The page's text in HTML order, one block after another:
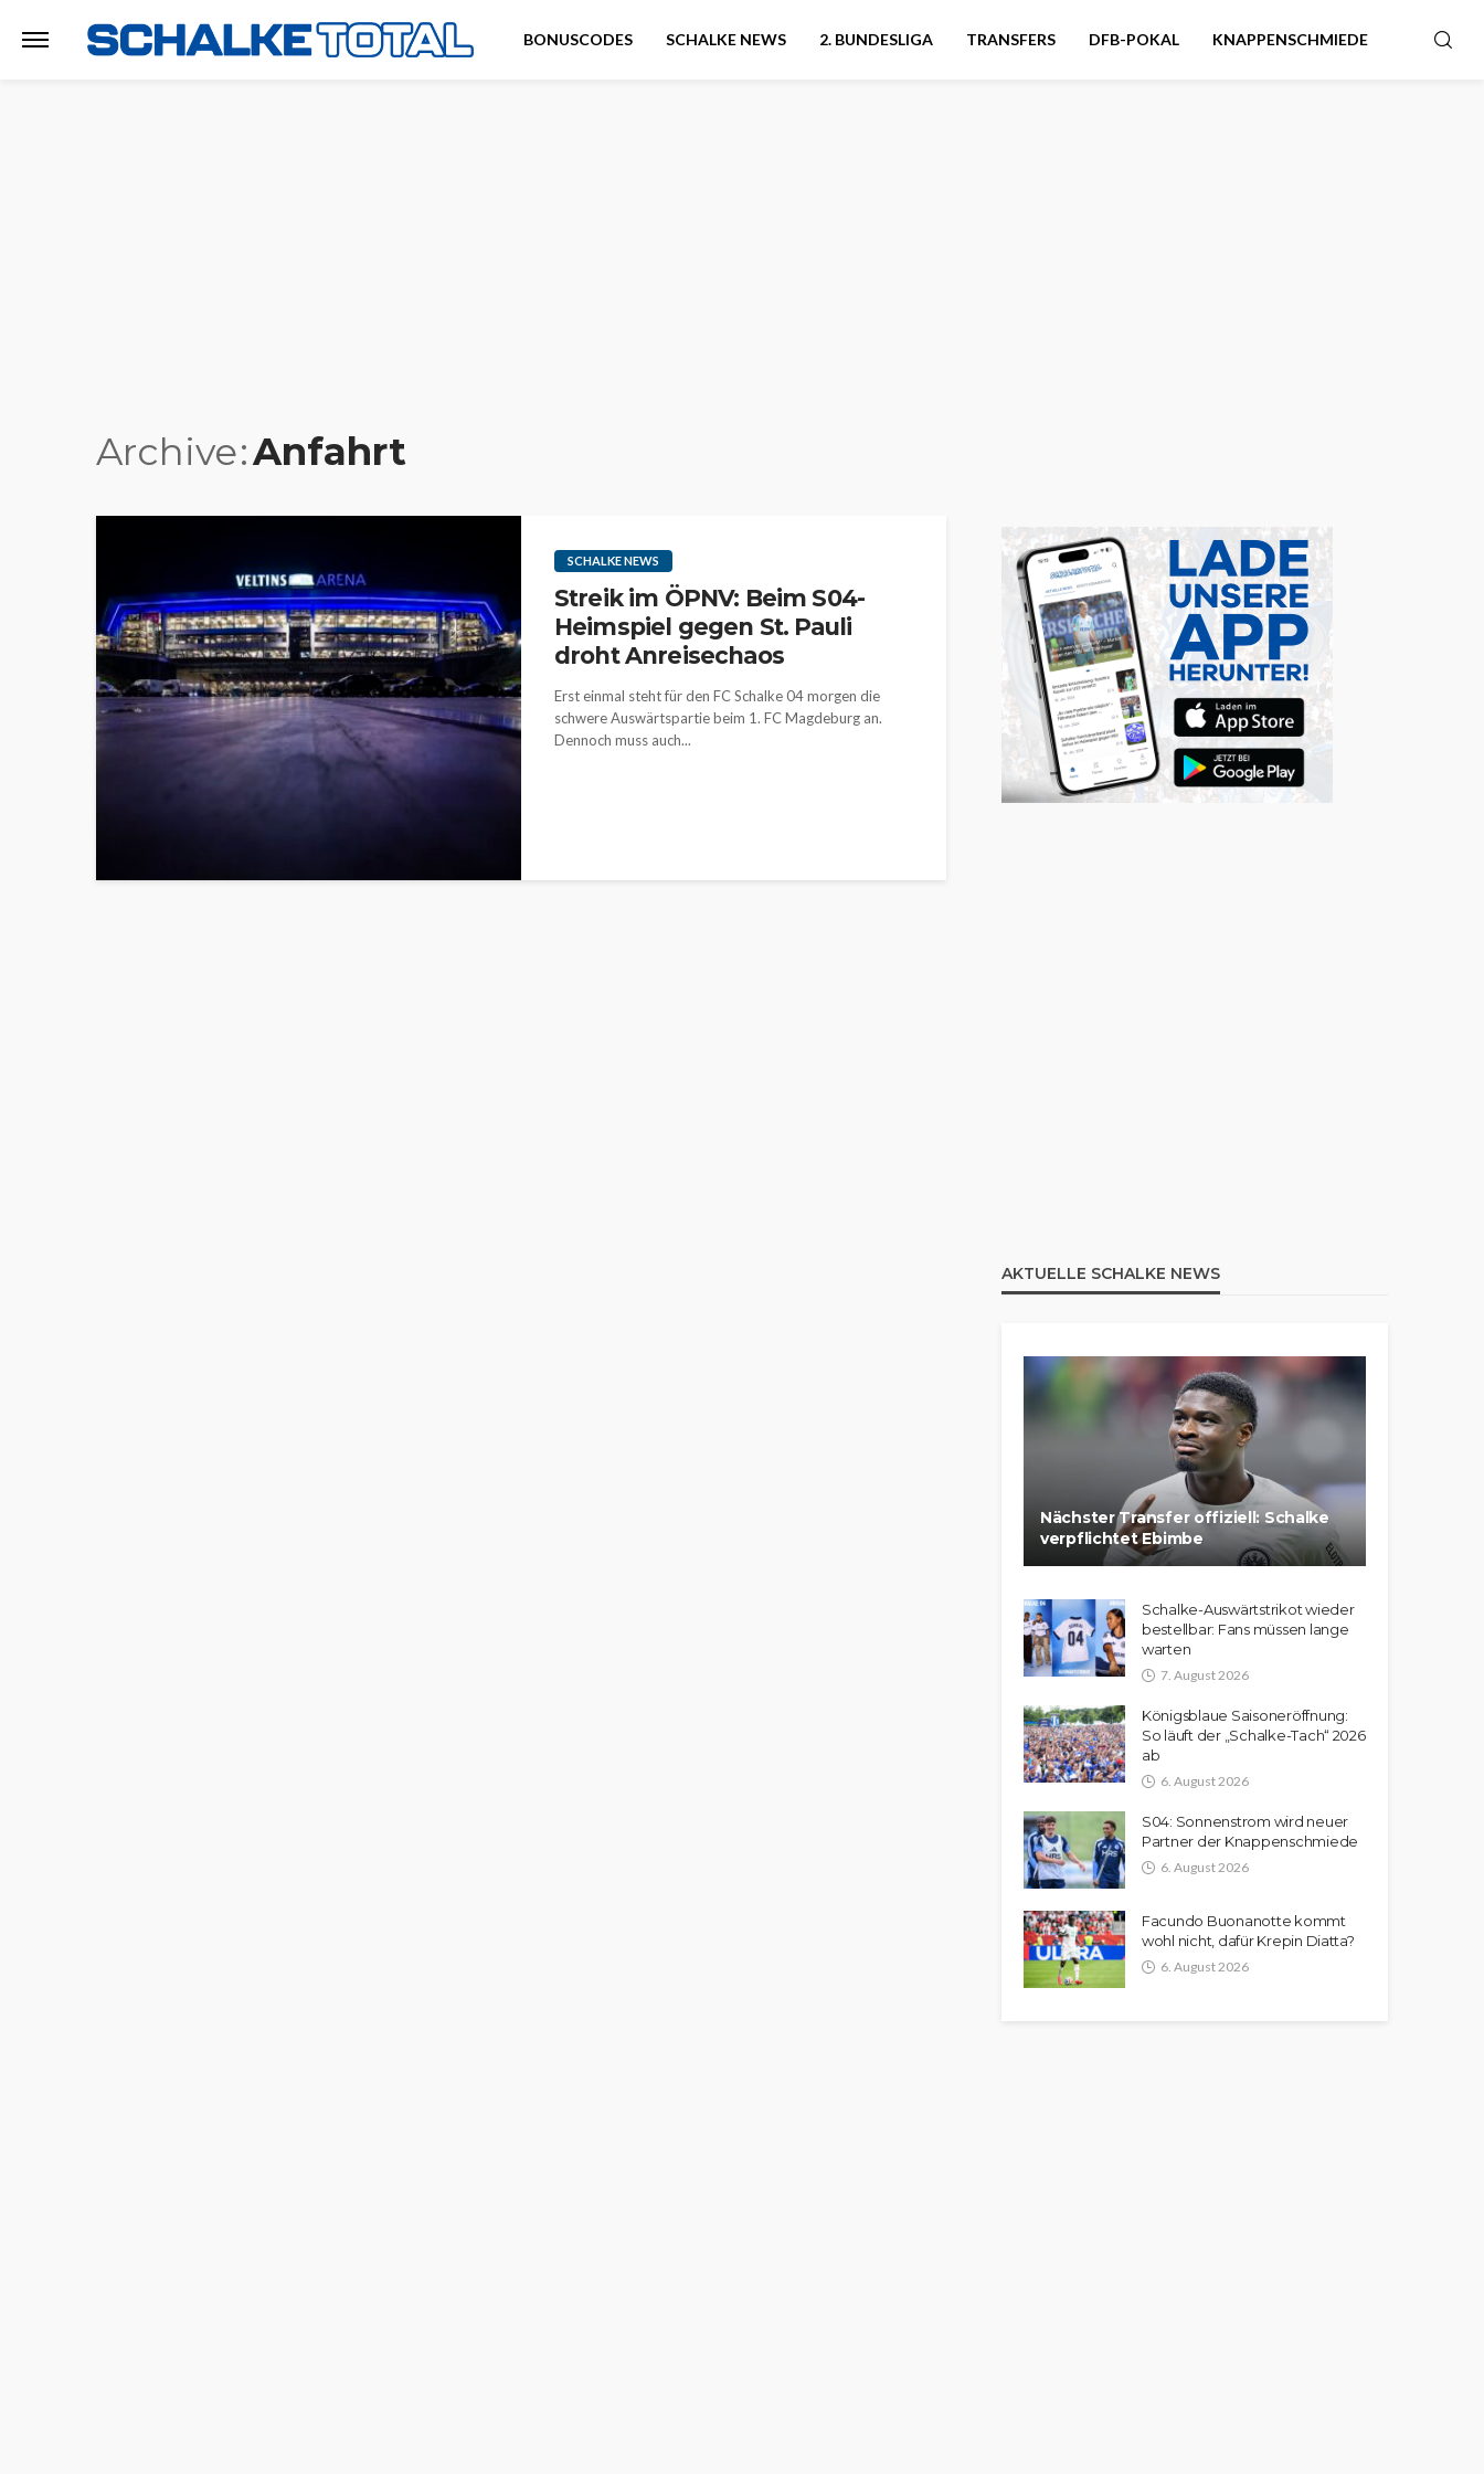
BONUSCODES SCHALKE NEWS 2. BUNDESLIGA TRANSFERS DFB-POKAL KNAPPENSCHMIEDE
Archive Anfahrt
SCHALKE NEWS
Streik im ÖPNV: Beim S04-
Heimspiel gegen St. Pauli
droht Anreisechaos
Erst einmal steht für den FC Schalke 04 morgen die
schwere Auswärtspartie beim 1. FC Magdeburg an.
Dennoch muss auch...
AKTUELLE SCHALKE NEWS
Nächster Transfer offiziell: Schalke
verpflichtet Ebimbe
Schalke-Auswärtstrikot wieder
bestellbar: Fans müssen lange
warten
7. August 2026
Königsblaue Saisoneröffnung:
So läuft der „Schalke-Tach“ 2026
ab
6. August 2026
S04: Sonnenstrom wird neuer
Partner der Knappenschmiede
6. August 2026
Facundo Buonanotte kommt
wohl nicht, dafür Krepin Diatta?
6. August 2026